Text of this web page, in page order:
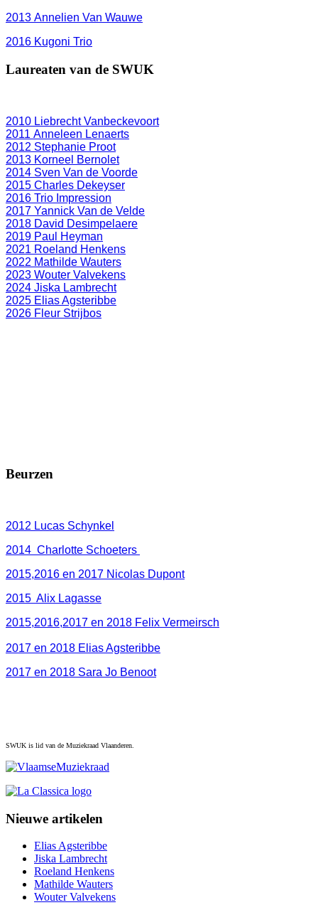
2013 Annelien Van Wauwe
2016 Kugoni Trio
Laureaten van de SWUK
2010 Liebrecht Vanbeckevoort
2011 Anneleen Lenaerts
2012 Stephanie Proot
2013 Korneel Bernolet
2014 Sven Van de Voorde
2015 Charles Dekeyser
2016 Trio Impression
2017 Yannick Van de Velde
2018 David Desimpelaere
2019 Paul Heyman
2021 Roeland Henkens
2022 Mathilde Wauters
2023 Wouter Valvekens
2024 Jiska Lambrecht
2025 Elias Agsteribbe
2026 Fleur Strijbos
Beurzen
2012 Lucas Schynkel
2014 Charlotte Schoeters
2015,2016 en 2017 Nicolas Dupont
2015 Alix Lagasse
2015,2016,2017 en 2018 Felix Vermeirsch
2017 en 2018 Elias Agsteribbe
2017 en 2018 Sara Jo Benoot
SWUK is lid van de Muziekraad Vlaanderen.
Nieuwe artikelen
Elias Agsteribbe
Jiska Lambrecht
Roeland Henkens
Mathilde Wauters
Wouter Valvekens